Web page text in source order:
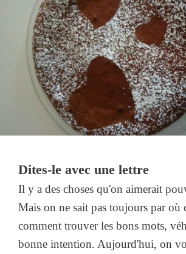
Dites-le avec une lettre
Il y a des choses qu'on aimerait
Mais on ne sait pas toujours par où
comment trouver les bons mots,
bonne intention. Aujourd'hui, on